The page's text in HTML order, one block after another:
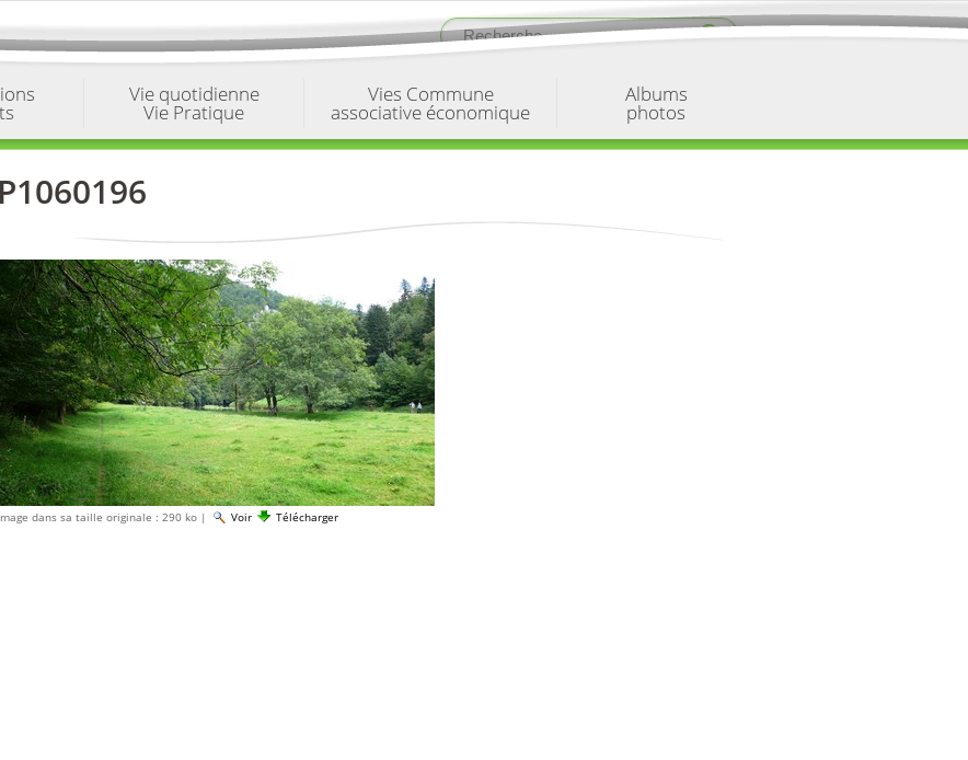
Vie quotidienne
Vie Pratique
Vies Commune
associative économique
Albums
photos
P1060196
dans sa taille originale : 290 ko | Voir Télécharger